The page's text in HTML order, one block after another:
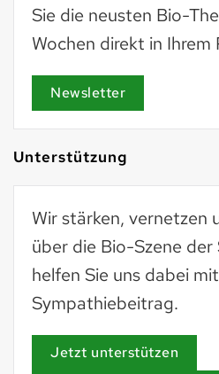
Sie die neusten Bio-
Wochen direkt in Ihrem
Newsletter
Unterstützung
Wir stärken, vernetzen
über die Bio-Szene der
helfen Sie uns dabei
Sympathiebeitrag.
Jetzt unterstützen